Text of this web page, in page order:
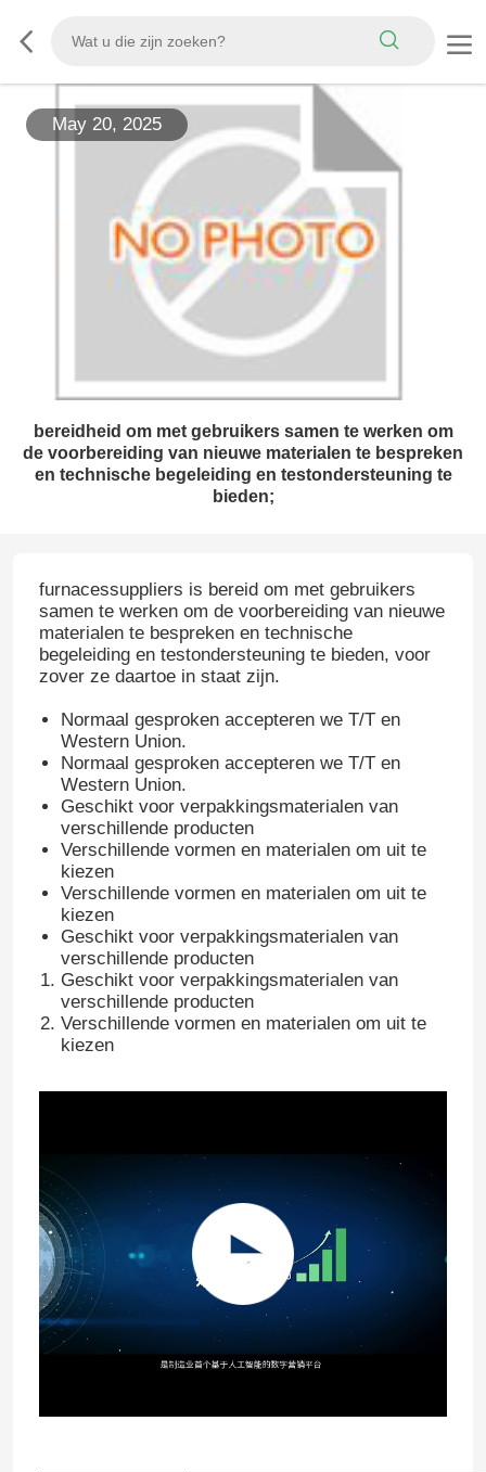
May 20, 2025
bereidheid om met gebruikers samen te werken om
de voorbereiding van nieuwe materialen te bespreken
en technische begeleiding en testondersteuning te
bieden;
furnacessuppliers is bereid om met gebruikers
samen te werken om de voorbereiding van nieuwe
materialen te bespreken en technische
begeleiding en testondersteuning te bieden, voor
zover ze daartoe in staat zijn.
Normaal gesproken accepteren we T/T en
Western Union.
Normaal gesproken accepteren we T/T en
Western Union.
Geschikt voor verpakkingsmaterialen van
verschillende producten
Verschillende vormen en materialen om uit te
kiezen
Verschillende vormen en materialen om uit te
kiezen
Geschikt voor verpakkingsmaterialen van
verschillende producten
Geschikt voor verpakkingsmaterialen van
verschillende producten
Verschillende vormen en materialen om uit te
kiezen